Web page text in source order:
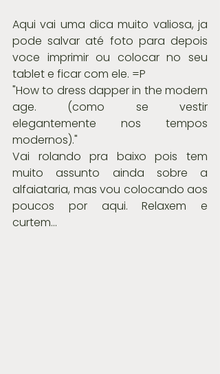
Aqui vai uma dica muito valiosa, ja
pode salvar até foto para depois
voce imprimir ou colocar no seu
tablet e ficar com ele. =P
"How to dress dapper in the modern
age. (como se vestir
elegantemente nos tempos
modernos)."
Vai rolando pra baixo pois tem
muito assunto ainda sobre a
alfaiataria, mas vou colocando aos
poucos por aqui. Relaxem e
curtem...